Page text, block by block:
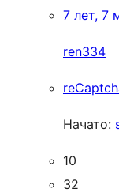
7 лет, 7
ren334
Начато:
10
32